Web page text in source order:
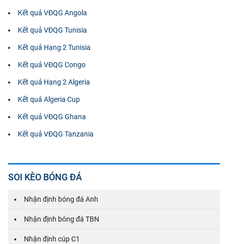
Kết quả VĐQG Angola
Kết quả VĐQG Tunisia
Kết quả Hạng 2 Tunisia
Kết quả VĐQG Congo
Kết quả Hạng 2 Algeria
Kết quả Algeria Cup
Kết quả VĐQG Ghana
Kết quả VĐQG Tanzania
SOI KÈO BÓNG ĐÁ
Nhận định bóng đá Anh
Nhận định bóng đá TBN
Nhận định cúp C1